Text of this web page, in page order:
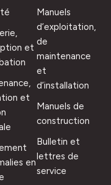
et
et
en
Manuels
d’exploitation,
de
maintenance
et
d’installation
Manuels de
construction
Bulletin et
lettres de
service